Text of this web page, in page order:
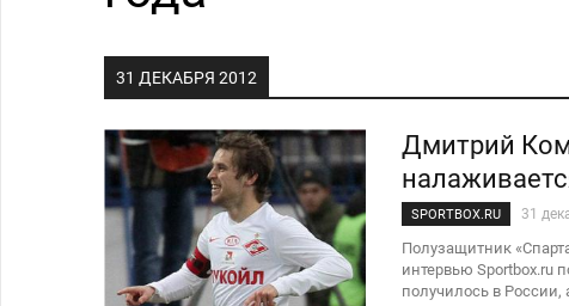
31 ДЕКАБРЯ 2012
SPORTBOX.RU 31
Дмитрий
Полузащитник
интервью Sportbox.ru
получилось в